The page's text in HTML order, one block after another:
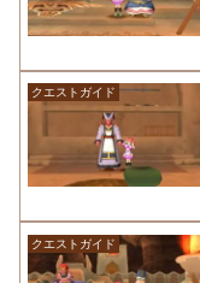
クエストガイド
クエストガイド